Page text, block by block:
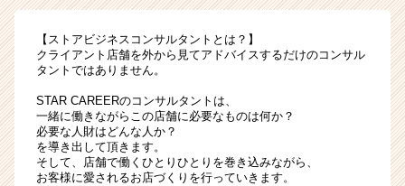
【ストアビジネスコンサルタントとは？】
クライアント店舗を外から見てアドバイスするだけのコンサル
タントではありません。
STAR CAREERのコンサルタントは、
一緒に働きながらこの店舗に必要なものは何か？
必要な人財はどんな人か？
を導き出して頂きます。
そして、店舗で働くひとりひとりを巻き込みながら、
お客様に愛されるお店づくりを行っていきます。